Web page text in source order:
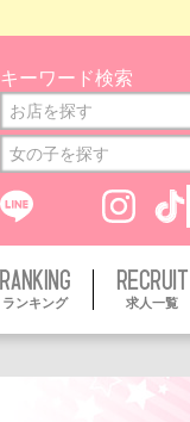
キーワード検索
ランキング 求人一覧